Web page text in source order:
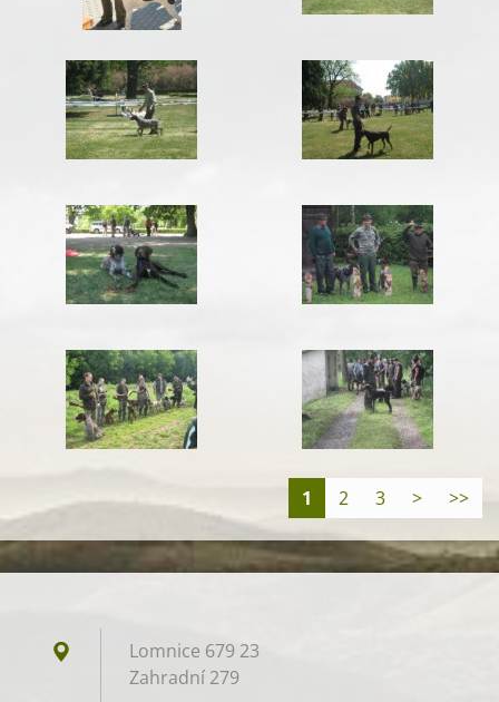
1 2 3 > >>
Lomnice 679 23
Zahradní 279